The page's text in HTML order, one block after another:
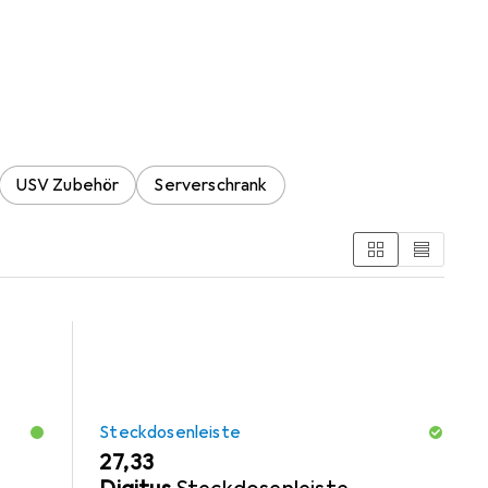
USV Zubehör Serverschrank
Steckdosenleiste
EUR
27,33